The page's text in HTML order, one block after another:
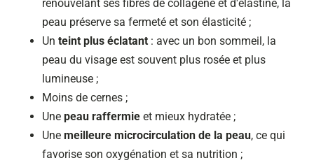
renouvelant ses fibres de collagène et d'élastine, la
peau préserve sa fermeté et son élasticité ;
Un teint plus éclatant : avec un bon sommeil, la
peau du visage est souvent plus rosée et plus
lumineuse ;
Moins de cernes ;
Une peau raffermie et mieux hydratée ;
Une meilleure microcirculation de la peau, ce qui
favorise son oxygénation et sa nutrition ;